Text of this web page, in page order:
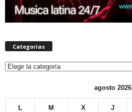
Categorías
Categorías
agosto 2026
L M X J